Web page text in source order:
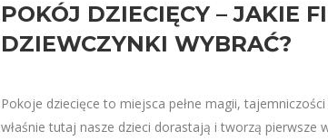
POKÓJ DZIECIĘCY – JAKIE
DZIEWCZYNKI WYBRAĆ?
Pokoje dziecięce to miejsca pełne magii,
właśnie tutaj nasze dzieci dorastają i tworzą pierwsze